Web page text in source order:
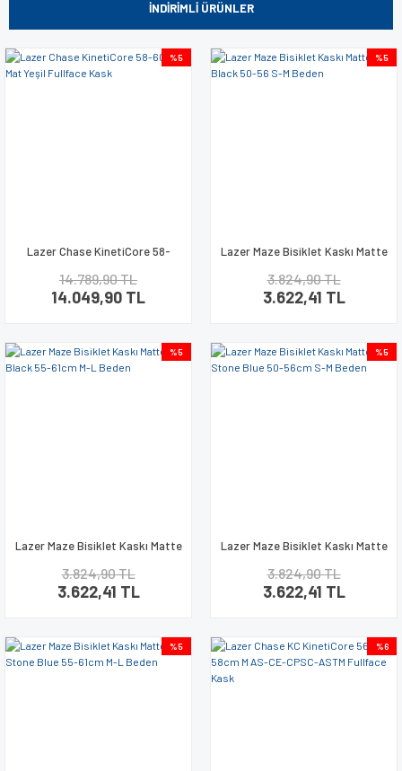
İNDİRİMLİ ÜRÜNLER
%5
Lazer Chase KinetiCore 58-
14.789,90 TL
14.049,90 TL
%5
Lazer Maze Bisiklet Kaskı Matte
3.824,90 TL
3.622,41 TL
%5
Lazer Maze Bisiklet Kaskı Matte
3.824,90 TL
3.622,41 TL
%5
Lazer Maze Bisiklet Kaskı Matte
3.824,90 TL
3.622,41 TL
%5 %6